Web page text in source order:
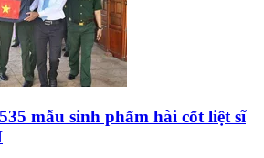
mẫu sinh phẩm hài cốt liệt sĩ